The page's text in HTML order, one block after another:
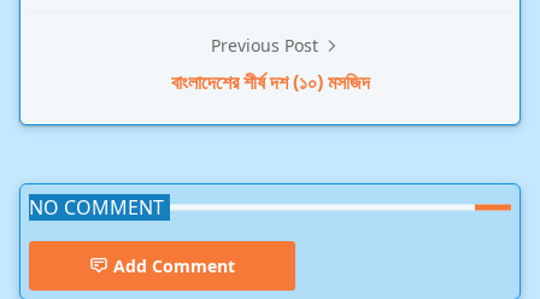
Previous Post
বাংলাদেশের শীর্ষ দশ (১০) মসজিদ
NO COMMENT
Add Comment